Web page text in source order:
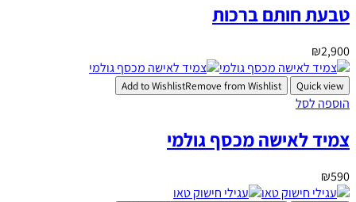
טבעת חותם ברכות
₪2,900
Quick view
Add to WishlistRemove from Wishlist
הוספה לסל
צמיד לאישה מכסף גולמי
₪590